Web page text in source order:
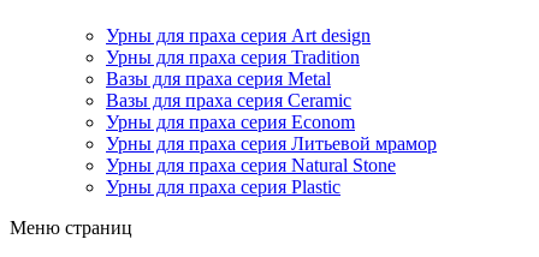
Урны для праха серия Art design
Урны для праха серия Tradition
Вазы для праха серия Metal
Вазы для праха серия Ceramic
Урны для праха серия Econom
Урны для праха серия Литьевой мрамор
Урны для праха серия Natural Stone
Урны для праха серия Plastic
Меню страниц